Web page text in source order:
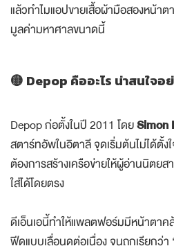
แล้วทำไมแอปขายเสื้อผ้ามือสองหน้าต
มูลค่ามหาศาลขนาดนี้
🟡 Depop คืออะไร น่าสนใจอย่
Depop ก่อตั้งในปี 2011 โดยSimon
สตาร์ทอัพในอิตาลี จุดเริ่มต้นไม่ได้ตั้ง
ต้องการสร้างเครือข่ายให้ผู้อ่านนิตย
ใส่ได้โดยตรง
ดีเอ็นเอนี้ทำให้แพลตฟอร์มมีหน้าตาค
ฟีดแบบเลื่อนดูต่อเนื่อง จนถูกเรียกว่า